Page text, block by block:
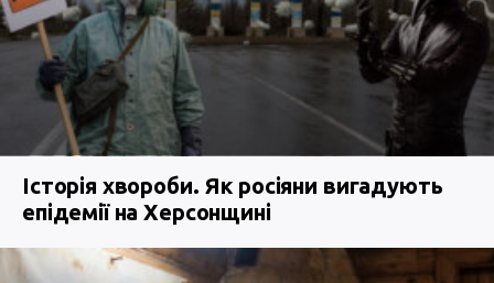
Історія хвороби. Як росіяни вигадують
епідемії на Херсонщині